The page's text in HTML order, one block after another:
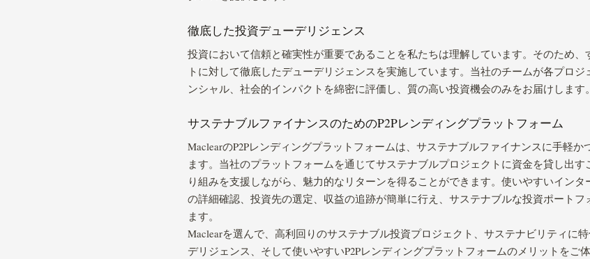
徹底した投資デューデリジェンス
投資において信頼と確実性が重要であることを私たちは理解しています。そのため
トに対して徹底したデューデリジェンスを実施しています。当社のチームが各プロ
ンシャル、社会的インパクトを綿密に評価し、質の高い投資機会のみをお届けします。
サステナブルファイナンスのためのP2Pレンディングプラットフォーム
MaclearのP2Pレンディングプラットフォームは、サステナブルファイナンスに手軽
ます。当社のプラットフォームを通じてサステナブルプロジェクトに資金を貸し出
り組みを支援しながら、魅力的なリターンを得ることができます。使いやすいイン
の詳細確認、投資先の選定、収益の追跡が簡単に行え、サステナブルな投資ポートフ
ます。
Maclearを選んで、高利回りのサステナブル投資プロジェクト、サステナビリティに
デリジェンス、そして使いやすいP2Pレンディングプラットフォームのメリットをご体